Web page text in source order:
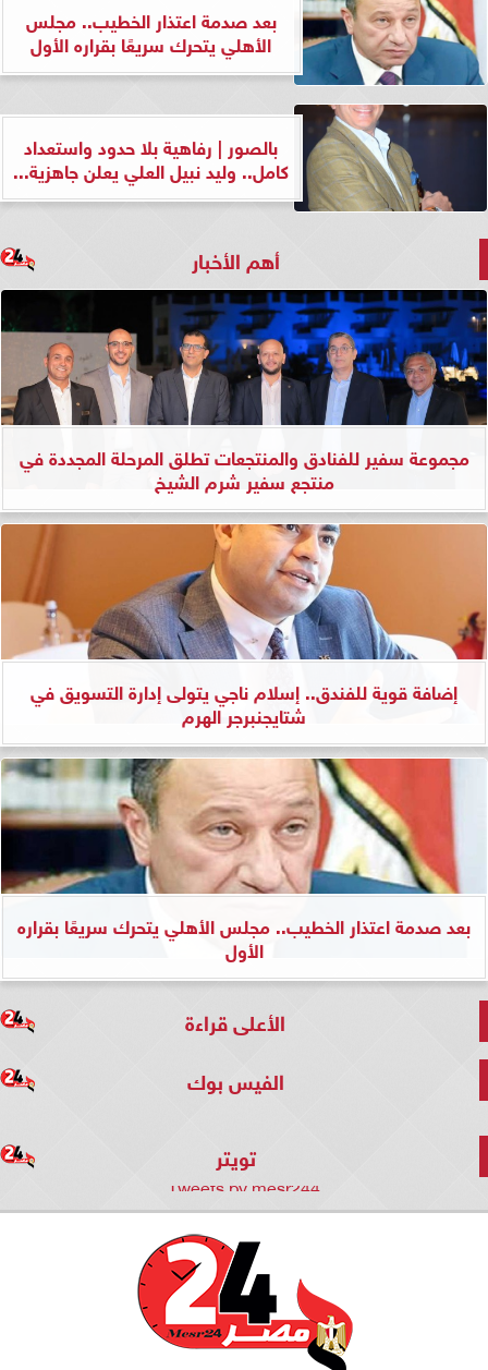
بعد صدمة اعتذار الخطيب.. مجلس
الأهلي يتحرك سريعًا بقراره الأول
بالصور | رفاهية بلا حدود واستعداد
كامل.. وليد نبيل العلي يعلن جاهزية...
أهم الأخبار
مجموعة سفير للفنادق والمنتجعات تطلق المرحلة المجددة في
منتجع سفير شرم الشيخ
إضافة قوية للفندق.. إسلام ناجي يتولى إدارة التسويق في
شتايجنبرجر الهرم
بعد صدمة اعتذار الخطيب.. مجلس الأهلي يتحرك سريعًا بقراره
الأول
الأعلى قراءة
الفيس بوك
تويتر
Tweets by mesr244